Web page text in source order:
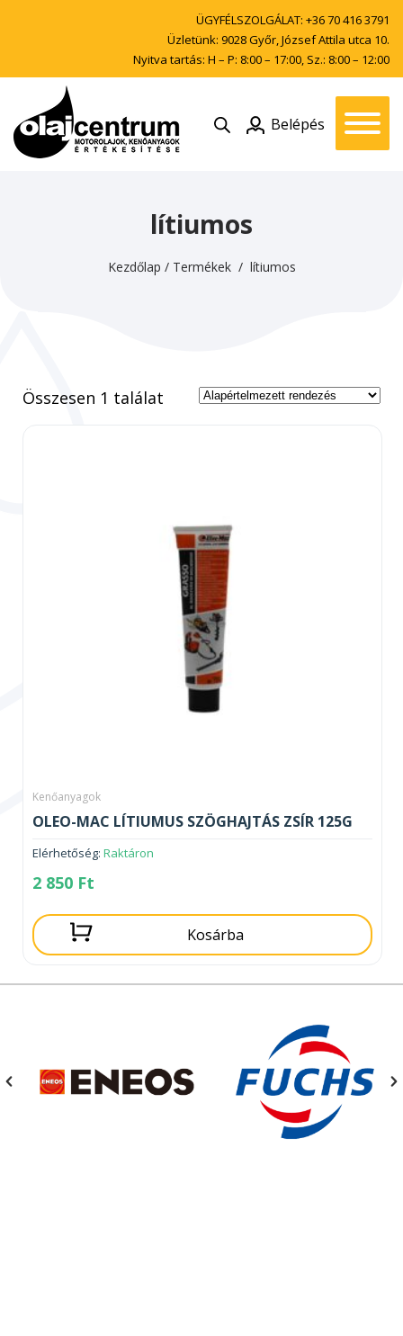
ÜGYFÉLSZOLGÁLAT: +36 70 416 3791
Üzletünk: 9028 Győr, József Attila utca 10.
Nyitva tartás: H – P: 8:00 – 17:00, Sz.: 8:00 – 12:00
Belépés
lítiumos
Kezdőlap / Termékek/ lítiumos
Összesen 1 találat
Kenőanyagok
OLEO-MAC LÍTIUMUS SZÖGHAJTÁS ZSÍR 125G
Elérhetőség: Raktáron
2 850 Ft
Kosárba